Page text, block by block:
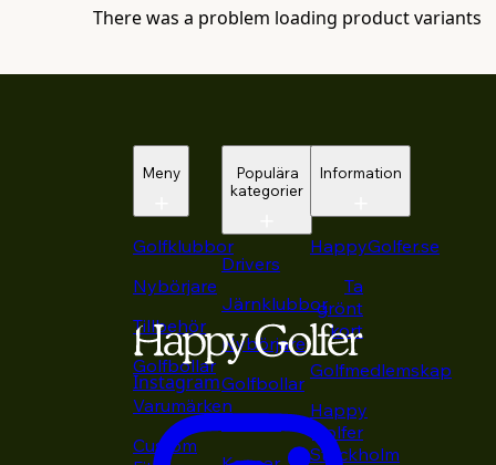
There was a problem loading product variants
Meny
Golfklubbor
Nybörjare
Tillbehör
Golfbollar
Varumärken
Custom
Populära
kategorier
Drivers
Järnklubbor
Nybörjare
Golfbollar
Information
HappyGolfer.se
Ta
grönt
kort
Golfmedlemskap
Happy
Golfer
Stockholm
Instagram